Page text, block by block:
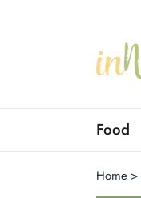
Food
Home >